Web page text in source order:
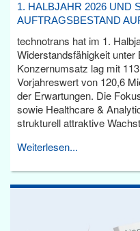
1. HALBJAHR 2026 UND
AUFTRAGSBESTAND
technotrans hat im 1.
Widerstandsfähigkeit unter
Konzernumsatz lag mit
Vorjahreswert von 120,6
der Erwartungen. Die
sowie Healthcare &
strukturell attraktive
Weiterlesen...